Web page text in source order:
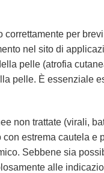
per
nel sito di
pelle (atrofia
pelle. È essenziale
non trattate (virali,
estrema cautela e
Sebbene sia
alle